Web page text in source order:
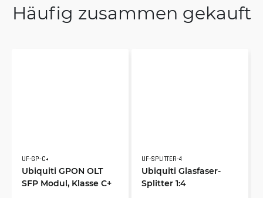
Häufig zusammen gekauft
UF-GP-C+
Ubiquiti GPON OLT
SFP Modul, Klasse C+
UF-SPLITTER-4
Ubiquiti Glasfaser-
Splitter 1:4